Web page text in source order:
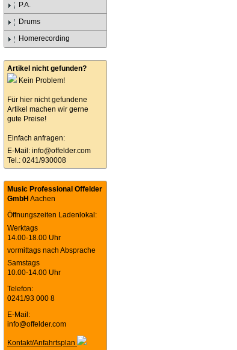
P.A.
Drums
Homerecording
Artikel nicht gefunden?
Kein Problem!
Für hier nicht gefundene
Artikel machen wir gerne
gute Preise!
Einfach anfragen:
E-Mail: info@offelder.com
Tel.: 0241/930008
Music Professional Offelder
GmbH Aachen
Öffnungszeiten Ladenlokal:
Werktags
14.00-18.00 Uhr
vormittags nach Absprache
Samstags
10.00-14.00 Uhr
Telefon:
0241/93 000 8
E-Mail:
info@offelder.com
Kontakt/Anfahrtsplan